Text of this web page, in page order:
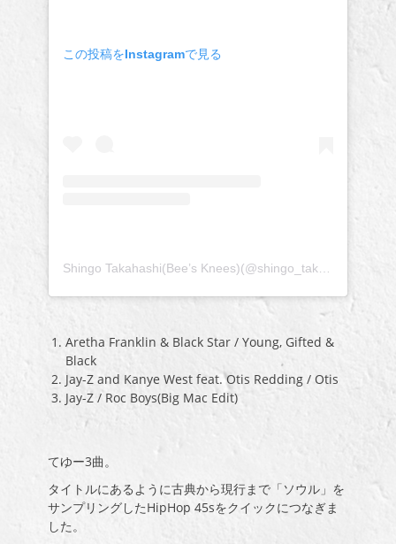
この投稿をInstagramで見る
Aretha Franklin & Black Star / Young, Gifted &
Black
Jay-Z and Kanye West feat. Otis Redding / Otis
Jay-Z / Roc Boys(Big Mac Edit)
てゆー3曲。
タイトルにあるように古典から現行まで「ソウル」を
サンプリングしたHipHop 45sをクイックにつなぎま
した。